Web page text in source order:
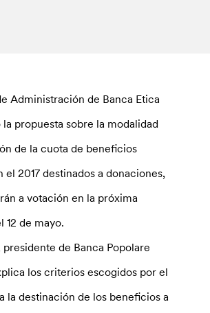
Administración de Banca Etica
la propuesta sobre la modalidad
de la cuota de beneficios
el 2017 destinados a donaciones,
a votación en la próxima
12 de mayo.
de Banca Popolare
los criterios escogidos por el
la destinación de los beneficios a